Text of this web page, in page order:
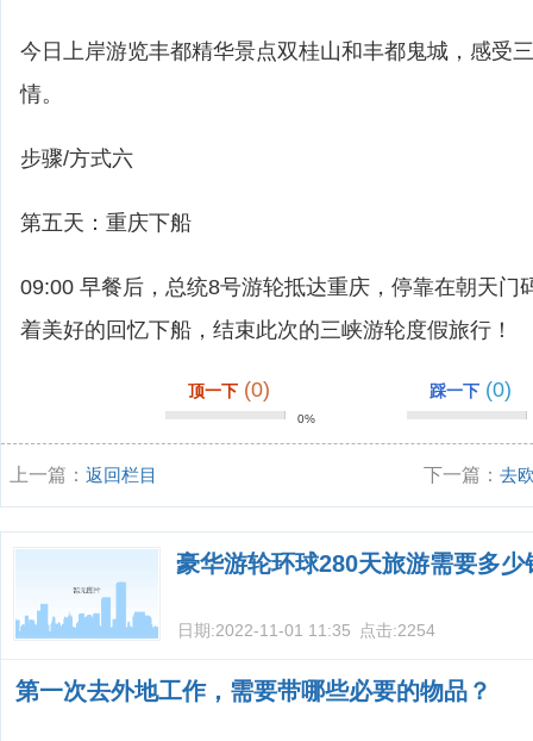
今日上岸游览丰都精华景点双桂山和丰都鬼城，感受
情。
步骤/方式六
第五天：重庆下船
09:00 早餐后，总统8号游轮抵达重庆，停靠在朝天门
着美好的回忆下船，结束此次的三峡游轮度假旅行！
顶一下 (0)
0%
踩一下 (0)
上一篇： 返回栏目 下一篇：去
豪华游轮环球280天旅游需要多少
日期:2022-11-01 11:35 点击:2254
第一次去外地工作，需要带哪些必要的物品？